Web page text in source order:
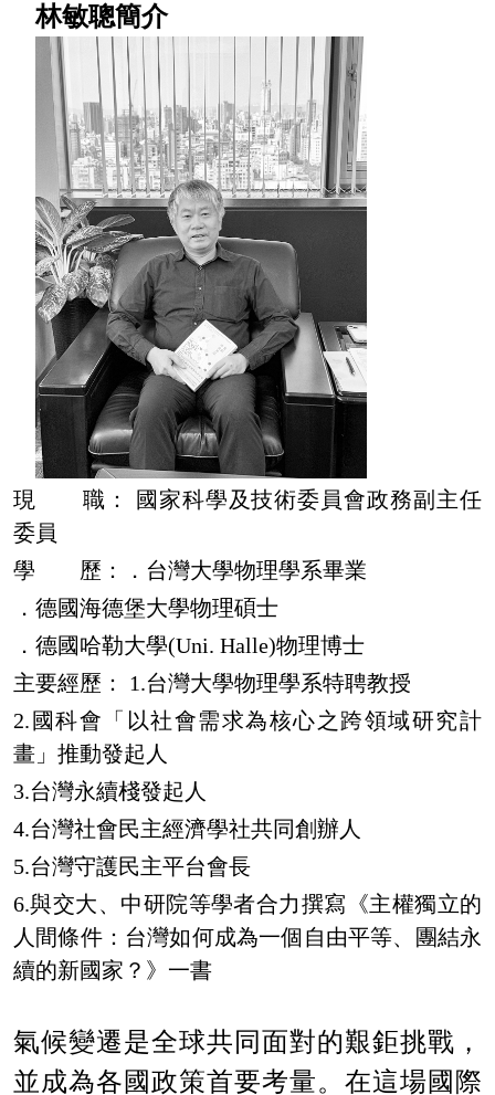
林敏聰簡介
現 職：
國家科學及技術委員會政務副主任
委員
學 歷：．台灣大學物理學系畢業
．德國海德堡大學物理碩士
．德國哈勒大學(Uni. Halle)物理博士
主要經歷：
1.台灣大學物理學系特聘教授
2. 國科會「以社會需求為核心之跨領域研究計
畫」推動發起人
3.台灣永續棧發起人
4.台灣社會民主經濟學社共同創辦人
5.台灣守護民主平台會長
6.與交大、中研院等學者合力撰寫《主權獨立的
人間條件：台灣如何成為一個自由平等、團結永
續的新國家？》一書
氣候變遷是全球共同面對的艱鉅挑戰，
並成為各國政策首要考量。在這場國際